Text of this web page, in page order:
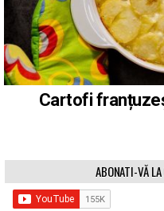
Cartofi
ABONATI-VĂ